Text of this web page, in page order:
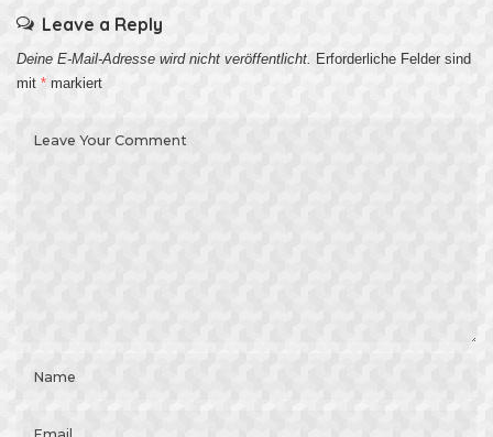
Leave a Reply
Deine E-Mail-Adresse wird nicht veröffentlicht. Erforderliche Felder sind
mit * markiert